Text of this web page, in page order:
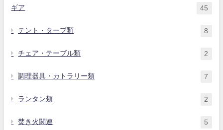
ギア 45
テント・タープ類 8
チェア・テーブル類 2
調理器具・カトラリー類 7
ランタン類 2
焚き火関連 5